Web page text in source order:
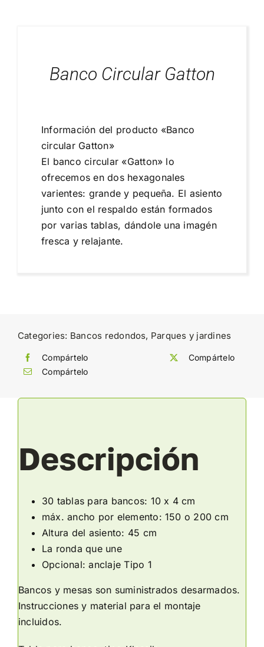
Banco Circular Gatton
Información del producto «Banco
circular Gatton»
El banco circular «Gatton» lo
ofrecemos en dos hexagonales
varientes: grande y pequeña. El asiento
junto con el respaldo están formados
por varias tablas, dándole una imagén
fresca y relajante.
Categories: Bancos redondos, Parques y jardines
Compártelo
Compártelo
Compártelo
Descripción
30 tablas para bancos: 10 x 4 cm
máx. ancho por elemento: 150 o 200 cm
Altura del asiento: 45 cm
La ronda que une
Opcional: anclaje Tipo 1
Bancos y mesas son suministrados desarmados.
Instrucciones y material para el montaje
incluidos.